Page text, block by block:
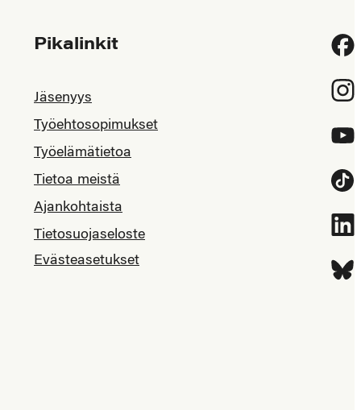
Pikalinkit
Jäsenyys
Työehtosopimukset
Työelämätietoa
Tietoa meistä
Ajankohtaista
Tietosuojaseloste
Evästeasetukset